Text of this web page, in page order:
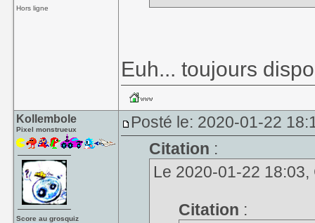
Hors ligne
Euh... toujours
Kollembole
Pixel monstrueux
Score au grosquiz
Posté le: 2020-01-22
Citation :
Le 2020-01-22 18:03,
Citation :